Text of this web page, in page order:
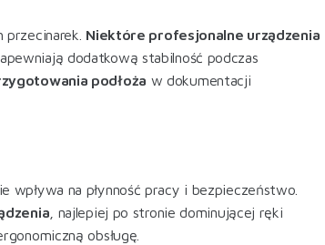
Niektóre profesjonalne urządzenia
dodatkową stabilność podczas
podłoża w dokumentacji
wpływa na płynność pracy i bezpieczeństwo.
, najlepiej po stronie dominującej ręki
obsługę